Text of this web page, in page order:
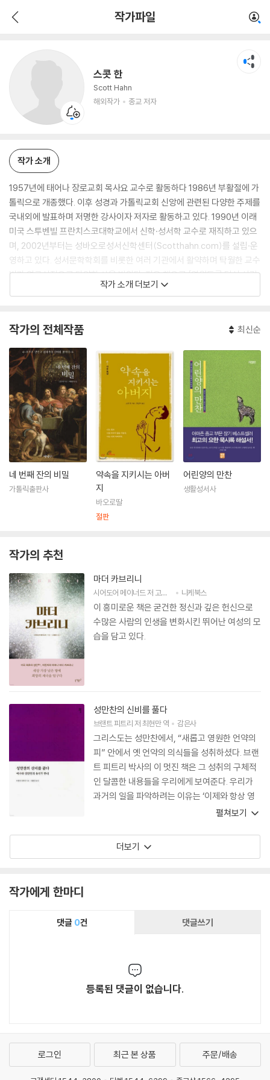
작가파일
스콧 한
Scott Hahn
해외작가
종교 저자
작가 소개
1957년에 태어나 장로교회 목사요 교수로 활동하다 1986년 부활절에 가
톨릭으로 개종했다. 이후 성경과 가톨릭교회 신앙에 관련된 다양한 주제를
국내외에 발표하며 저명한 강사이자 저자로 활동하고 있다. 1990년 이래
미국 스투벤빌 프란치스코대학교에서 신학·성서학 교수로 재직하고 있으
며, 2002년부터는 성바오로성서신학센터(Scotthahn.com)를 설립·운
영하고 있다. 성서문학학회를 비롯한 여러 기관에서 활약하며 탁월한 교수
법과 연구실적으로 다양한 상을 받았다. 지은 책으로 「영원토록 당신 사랑
노래하리라」·「가톨릭 신앙의 40가지 보물」· 「치유하는 고해성사」·「어린양
작가 소개 더보기
작가의 전체작품 최신순
네 번째 잔의 비밀
가톨릭출판사
약속을 지키시는 아버
지
바오로딸
절판
어린양의 만찬
생활성서사
작가의 추천
마더 카브리니
시어도어 메이너드저고정아 역 니케북스
이 흥미로운 책은 굳건한 정신과 깊은 헌신으로
수많은 사람의 인생을 변화시킨 뛰어난 여성의 모
습을 담고 있다.
성만찬의 신비를 풀다
브랜트 피트리저최현만역 감은사
그리스도는 성만찬에서, “새롭고 영원한 언약의
피” 안에서 옛 언약의 의식들을 성취하셨다. 브랜
트 피트리 박사의 이 멋진 책은 그 성취의 구체적
인 달콤한 내용들을 우리에게 보여준다. 우리가
과거의 일을 파악하려는 이유는 ‘이제와 항상 영
원히 있을’ 내용을 훨씬 더 분명하게 이해하기 위
펼쳐보기
더보기
작가에게 한마디
댓글 0건 댓글쓰기
등록된 댓글이 없습니다.
로그인 최근 본 상품 주문/배송